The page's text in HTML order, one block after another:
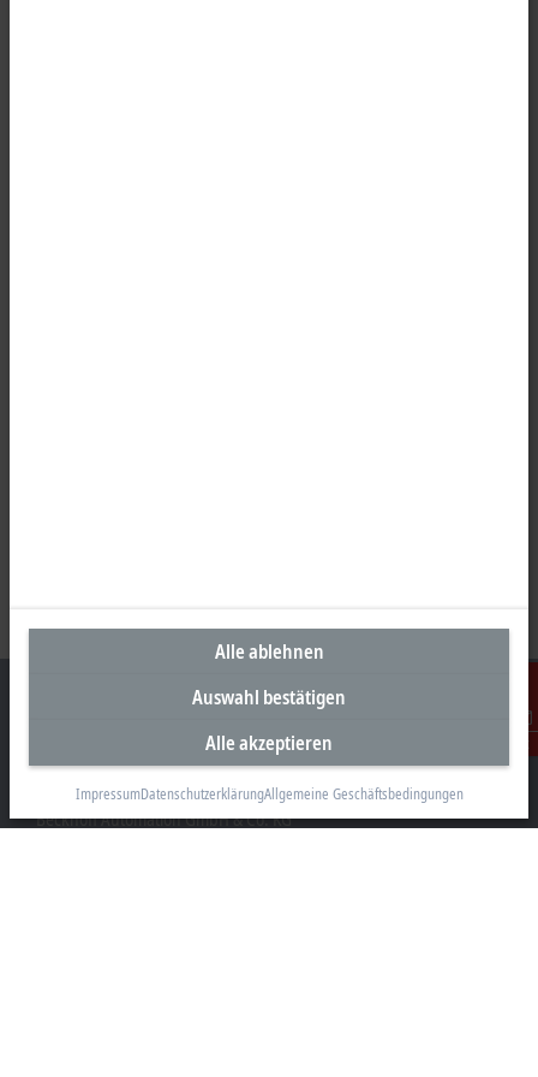
Kontakt
Unternehmenszentrale Deutschland
Beckhoff Automation GmbH & Co. KG
Alle ablehnen
Auswahl bestätigen
Alle akzeptieren
ImpressumDatenschutzerklärungAllgemeine Geschäftsbedingungen